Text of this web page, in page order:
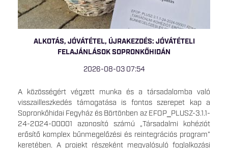
ALKOTÁS, JÓVÁTÉTEL, ÚJRAKEZDÉS: JÓVÁTÉTELI
FELAJÁNLÁSOK SOPRONKŐHIDÁN
2026-08-03 07:54
A közösségért végzett munka és a társadalomba való
visszailleszkedés támogatása is fontos szerepet kap a
Sopronkőhidai Fegyház és Börtönben az EFOP_PLUSZ-3.1.1-
24-2024-00001 azonosító számú „Társadalmi kohéziót
erősítő komplex bűnmegelőzési és reintegrációs program”
keretében. A projekt részeként megvalósuló foglalkozási